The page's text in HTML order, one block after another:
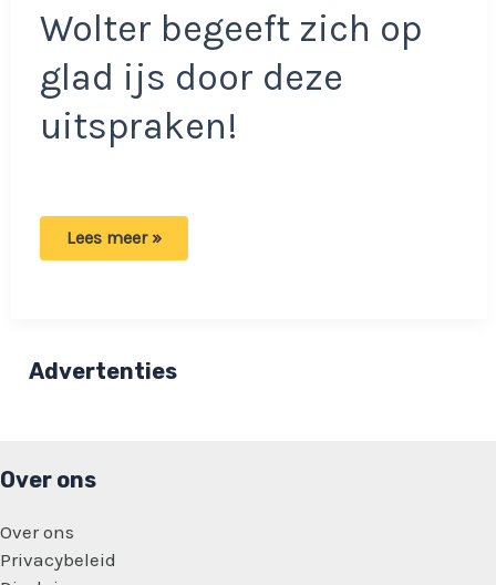
Wolter begeeft zich op
glad ijs door deze
uitspraken!
Wolter
Hazes
vanwege
Lees meer »
Advertenties
Over ons
Over ons
Privacybeleid